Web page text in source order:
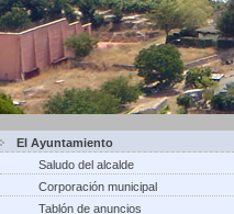
El Ayuntamiento
Saludo del alcalde
Corporación municipal
Tablón de anuncios